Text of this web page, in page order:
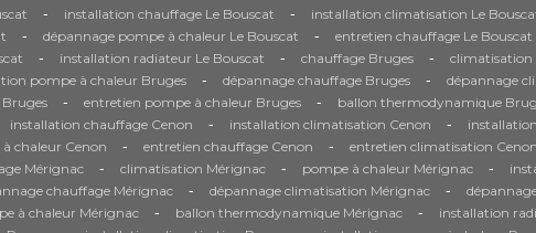
- installation chauffage Le Bouscat - installation climatisation Le
- dépannage pompe à chaleur Le Bouscat - entretien chauffage Le Bouscat
- installation radiateur Le Bouscat - chauffage Bruges - climatisation
pompe à chaleur Bruges - dépannage chauffage Bruges - dépannage
- entretien pompe à chaleur Bruges - ballon thermodynamique
installation chauffage Cenon - installation climatisation Cenon -
chaleur Cenon - entretien chauffage Cenon - entretien climatisation Cenon
Mérignac - climatisation Mérignac - pompe à chaleur Mérignac -
chauffage Mérignac - dépannage climatisation Mérignac -
à chaleur Mérignac - ballon thermodynamique Mérignac - installation